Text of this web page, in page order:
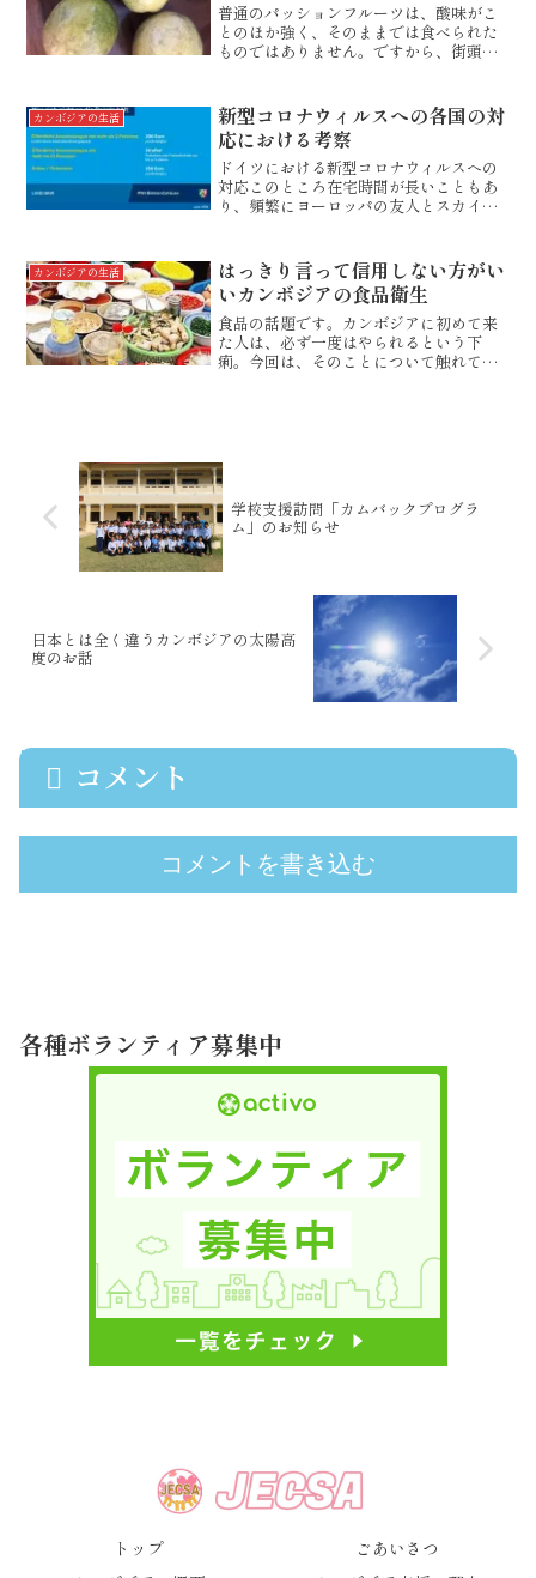
普通のパッションフルーツは、酸味がこ
とのほか強く、そのままでは食べられた
ものではありません。ですから、街頭の
す。過去記事はこちらビタミン豊富なパ
ッションソーダところが、こ...
カンボジアの生活
新型コロナウィルスへの各国の対
応における考察
ドイツにおける新型コロナウィルスへの
対応このところ在宅時間が長いこともあ
り、頻繁にヨーロッパの友人とスカイプ
の場感覚で会話ができることには今更な
がら驚きはありませ...
カンボジアの生活
はっきり言って信用しない方がい
いカンボジアの食品衛生
食品の話題です。カンボジアに初めて来
た人は、必ず一度はやられるという下
痢。今回は、そのことについて触れてみ
学校支援訪問「カムバックプログラ
ム」のお知らせ
日本とは全く違うカンボジアの太陽高
度のお話
コメント
コメントを書き込む
各種ボランティア募集中
トップ
ごあいさつ